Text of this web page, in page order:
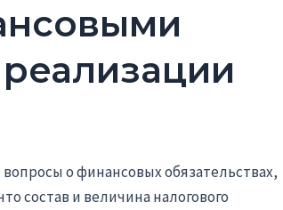
о финансовых обязательствах,
состав и величина налогового